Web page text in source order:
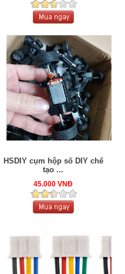
HSDIY cụm hộp số DIY chế
tạo ...
45.000 VNĐ